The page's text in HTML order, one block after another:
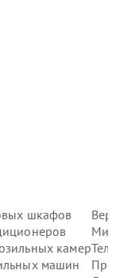
шкафов
камер
машин